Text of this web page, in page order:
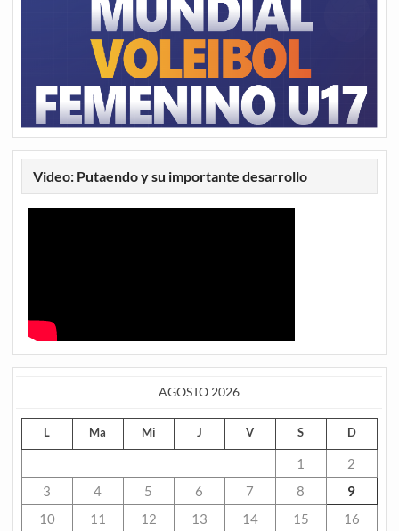
Video: Putaendo y su importante desarrollo
AGOSTO 2026
L Ma Mi J V S D
1
2
3
4 5 6 7 8
9
10
11 12 13 14 15
16